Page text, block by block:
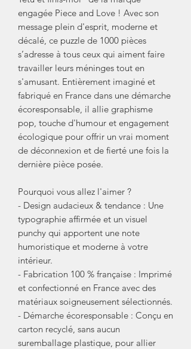
engagée Piece and Love ! Avec son
message plein d'esprit, moderne et
décalé, ce puzzle de 1000 pièces
s’adresse à tous ceux qui aiment faire
travailler leurs méninges tout en
s'amusant. Entièrement imaginé et
fabriqué en France dans une démarche
écoresponsable, il allie graphisme
pop, touche d'humour et engagement
écologique pour offrir un vrai moment
de déconnexion et de fierté une fois la
dernière pièce posée.
Pourquoi vous allez l'aimer ?
- Design audacieux & tendance : Une
typographie affirmée et un visuel
punchy qui apportent une note
humoristique et moderne à votre
intérieur.
- Fabrication 100 % française : Imprimé
et confectionné en France avec des
matériaux soigneusement sélectionnés.
- Démarche écoresponsable : Conçu en
carton recyclé, sans aucun
suremballage plastique, pour allier